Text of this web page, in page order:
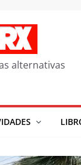
alternativas